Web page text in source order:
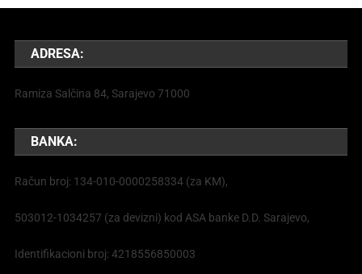
ADRESA:
Ramiza Salčina 84, Sarajevo 71000
BANKA:
Račun broj: 134-010-0000258334 (za KM),
503012-1034257 (za devizni) kod ASA banke D.D. Sarajevo,
Identifikacioni broj: 4218556850003